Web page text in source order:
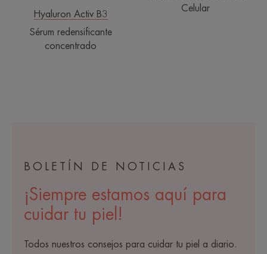
Hyaluron Activ B3
Sérum redensificante
concentrado
Celular
BOLETÍN DE NOTICIAS
¡Siempre estamos aquí para
cuidar tu piel!
Todos nuestros consejos para cuidar tu piel a diario.